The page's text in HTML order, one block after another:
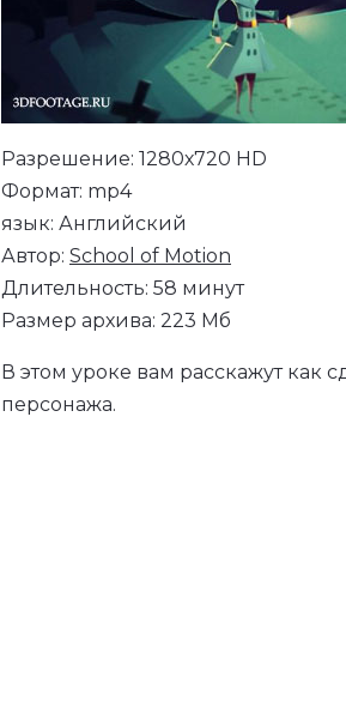
Разрешение: 1280х720 HD
Формат: mp4
язык: Английский
Автор: School of Motion
Длительность: 58 минут
Размер архива: 223 Мб
В этом уроке вам расскажут как
персонажа.